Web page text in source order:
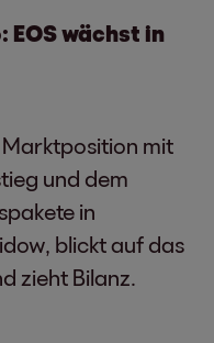
wächst in
Marktposition mit
und dem
in
blickt auf das
zieht Bilanz.